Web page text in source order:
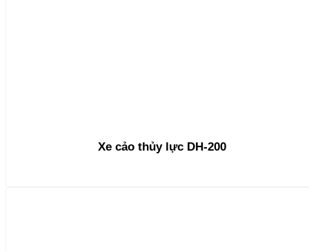
Xe cảo thủy lực DH-200